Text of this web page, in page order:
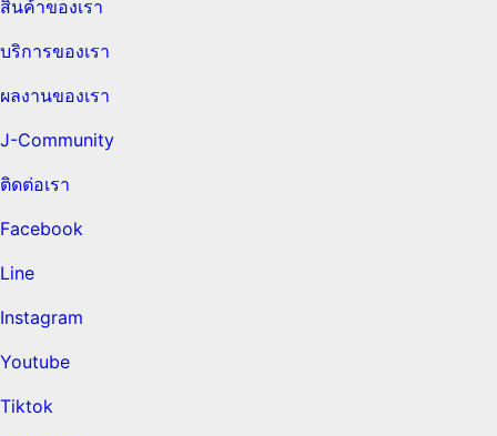
สินค้าของเรา
บริการของเรา
ผลงานของเรา
J-Community
ติดต่อเรา
Facebook
Line
Instagram
Youtube
Tiktok